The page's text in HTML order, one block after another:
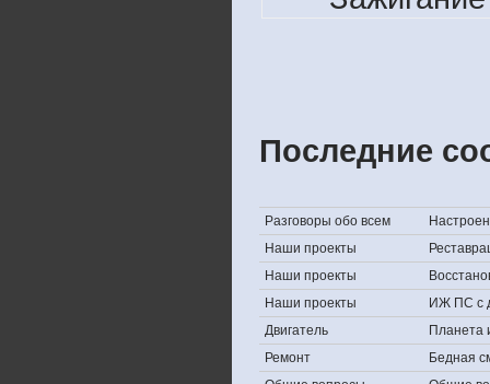
Последние
Разговоры обо всем
Наши проекты
Наши проекты
Наши проекты
ИЖ ПС с
Двигатель
Планета
Ремонт
Бедная